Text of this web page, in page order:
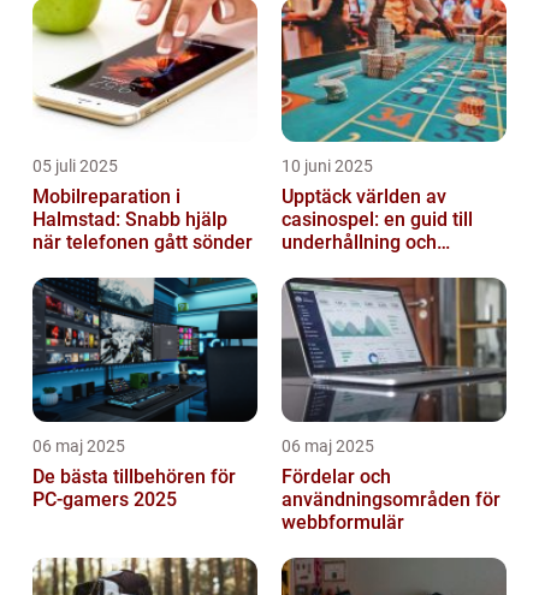
05 juli 2025
Mobilreparation i
Halmstad: Snabb hjälp
när telefonen gått sönder
10 juni 2025
Upptäck världen av
casinospel: en guid till
underhållning och
06 maj 2025
De bästa tillbehören för
PC-gamers 2025
06 maj 2025
Fördelar och
användningsområden för
webbformulär